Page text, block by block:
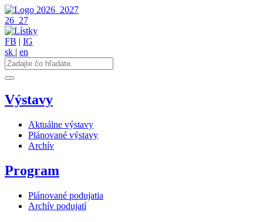
2026 2027
26 27
FB | IG
sk | en
Výstavy
Aktuálne výstavy
Plánované výstavy
Archív
Program
Plánované podujatia
Archív podujatí